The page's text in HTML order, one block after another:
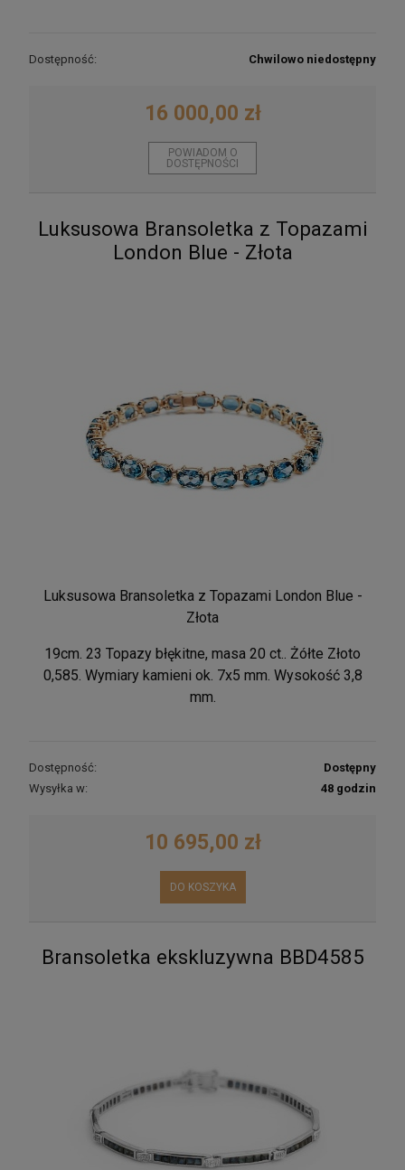
Dostępność: Chwilowo niedostępny
16 000,00 zł
POWIADOM O
DOSTĘPNOŚCI
Luksusowa Bransoletka z Topazami
London Blue - Złota
Luksusowa Bransoletka z Topazami London Blue -
Złota
19cm. 23 Topazy błękitne, masa 20 ct.. Żółte Złoto
0,585. Wymiary kamieni ok. 7x5 mm. Wysokość 3,8
mm.
Dostępność:
Dostępny
Wysyłka w:
48 godzin
10 695,00 zł
DO KOSZYKA
Bransoletka ekskluzywna BBD4585